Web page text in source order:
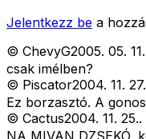
Jelentkezz be a
© ChevyG2005. 05. 11.
csak imélben?
© Piscator2004. 11. 27.
Ez borzasztó. A
© Cactus2004. 11. 25..